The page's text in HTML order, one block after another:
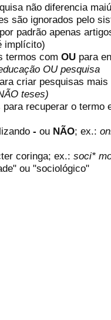
não diferencia
são ignorados pelo
padrão apenas
implícito)
termos com OU para
OU pesquisa
criar pesquisas
teses)
para recuperar o termo
- ou NÃO; ex.:
coringa; ex.: soci*
ou "sociológico"